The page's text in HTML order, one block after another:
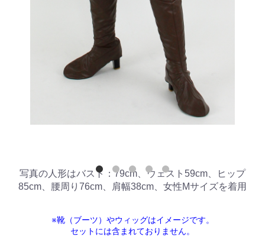
写真の人形はバスト：79cm、ウェスト59cm、ヒップ
85cm、腰周り76cm、肩幅38cm、女性Mサイズを着用
※靴（ブーツ）やウィッグはイメージです。
セットには含まれておりません。